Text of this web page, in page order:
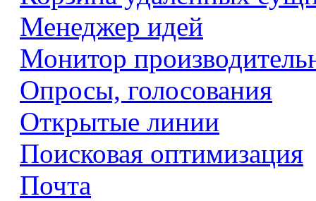
Менеджер идей
Монитор
Опросы, голосования
Открытые линии
Поисковая оптимизация
Почта